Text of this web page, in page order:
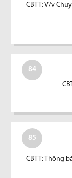
CBTT: V/v
84
85
CBTT: Thông